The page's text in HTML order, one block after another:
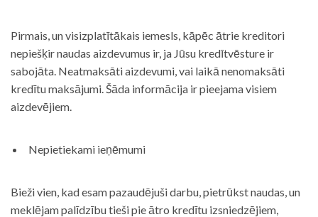
Pirmais, un visizplatītākais iemesls, kāpēc ātrie kreditori
nepiešķir naudas aizdevumus ir, ja Jūsu kredītvēsture ir
sabojāta. Neatmaksāti aizdevumi, vai laikā nenomaksāti
kredītu maksājumi. Šāda informācija ir pieejama visiem
aizdevējiem.
Nepietiekami ieņēmumi
Bieži vien, kad esam pazaudējuši darbu, pietrūkst naudas, un
meklējam palīdzību tieši pie ātro kredītu izsniedzējiem,